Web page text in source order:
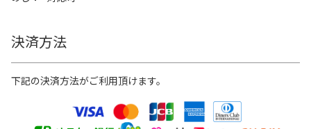
決済方法
下記の決済方法がご利用頂けます。